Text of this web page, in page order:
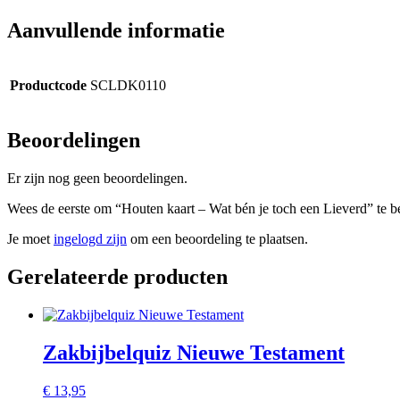
Aanvullende informatie
Productcode SCLDK0110
Beoordelingen
Er zijn nog geen beoordelingen.
Wees de eerste om “Houten kaart – Wat bén je toch een Lieverd” te
Je moet ingelogd zijn om een beoordeling te plaatsen.
Gerelateerde producten
Zakbijbelquiz Nieuwe Testament
€ 13,95